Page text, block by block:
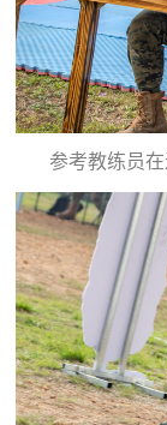
参考教练员在